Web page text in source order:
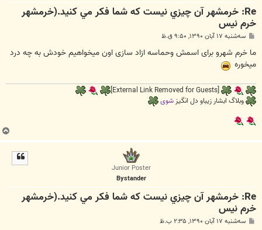
Re: خرمشهر آن چيزي نيست که شما فکر مي کنيد.(خرمشهر
خرم نیس
پ
ت
سه‌شنبه ۱۷ آبان ۱۳۹۰, ۹:۵۰ ق.ظ
ما خرم شهرو برای اسمش وحماسه ازاد سازی اون میخواهیم خودش به چه درد
میخوره
[External Link Removed for Guests]
وبلاگ ابشار زیباو دل انگیز شوی
ب
ا
Junior Poster
Bystander
Re: خرمشهر آن چيزي نيست که شما فکر مي کنيد.(خرمشهر
خرم نیس
پ سه‌شنبه ۱۷ آبان ۱۳۹۰, ۲:۳۵ ب.ظ